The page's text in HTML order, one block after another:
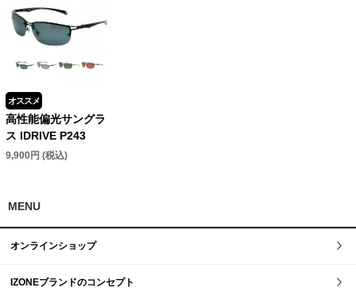
オススメ
高性能偏光サングラ
ス IDRIVE P243
9,900円 (税込)
MENU
オンラインショップ
IZONEブランドのコンセプト